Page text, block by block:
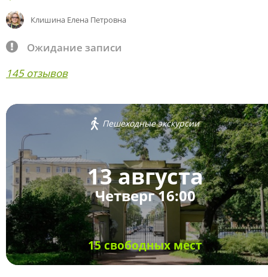
Клишина Елена Петровна
Ожидание записи
145 отзывов
Пешеходные экскурсии
13 августа
Четверг 16:00
15 свободных мест